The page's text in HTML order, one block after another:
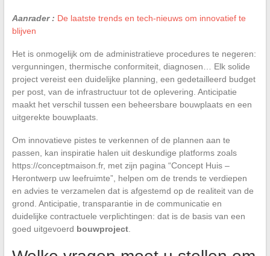
Aanrader : De laatste trends en tech-nieuws om innovatief te
blijven
Het is onmogelijk om de administratieve procedures te negeren:
vergunningen, thermische conformiteit, diagnosen… Elk solide
project vereist een duidelijke planning, een gedetailleerd budget
per post, van de infrastructuur tot de oplevering. Anticipatie
maakt het verschil tussen een beheersbare bouwplaats en een
uitgerekte bouwplaats.
Om innovatieve pistes te verkennen of de plannen aan te
passen, kan inspiratie halen uit deskundige platforms zoals
https://conceptmaison.fr, met zijn pagina “Concept Huis –
Herontwerp uw leefruimte”, helpen om de trends te verdiepen
en advies te verzamelen dat is afgestemd op de realiteit van de
grond. Anticipatie, transparantie in de communicatie en
duidelijke contractuele verplichtingen: dat is de basis van een
goed uitgevoerd bouwproject.